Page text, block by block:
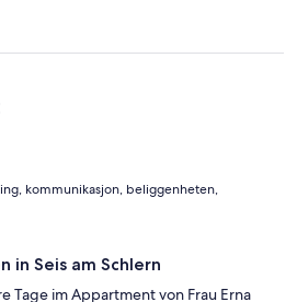
kommunikasjon, beliggenheten,
in Seis am Schlern
Tage im Appartment von Frau Erna